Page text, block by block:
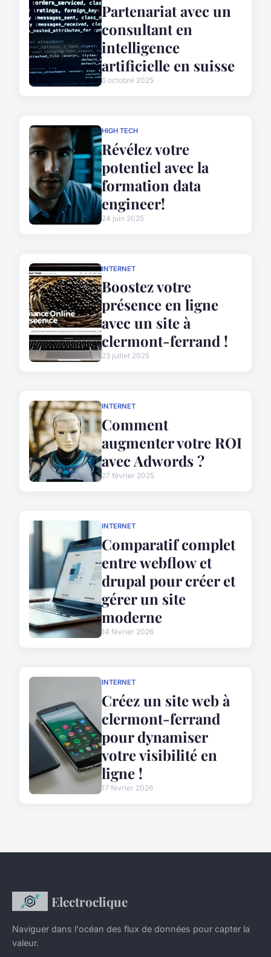
Partenariat avec un
consultant en
intelligence
artificielle en suisse
6 octobre 2025
HIGH TECH
Révélez votre
potentiel avec la
formation data
engineer!
24 juin 2025
INTERNET
Boostez votre
présence en ligne
avec un site à
clermont-ferrand !
23 juillet 2025
INTERNET
Comment
augmenter votre ROI
avec Adwords ?
27 février 2025
INTERNET
Comparatif complet
entre webflow et
drupal pour créer et
gérer un site
moderne
14 février 2026
INTERNET
Créez un site web à
clermont-ferrand
pour dynamiser
votre visibilité en
ligne !
17 février 2026
Electroclique
Naviguer dans l'océan des flux de données pour capter la
valeur.